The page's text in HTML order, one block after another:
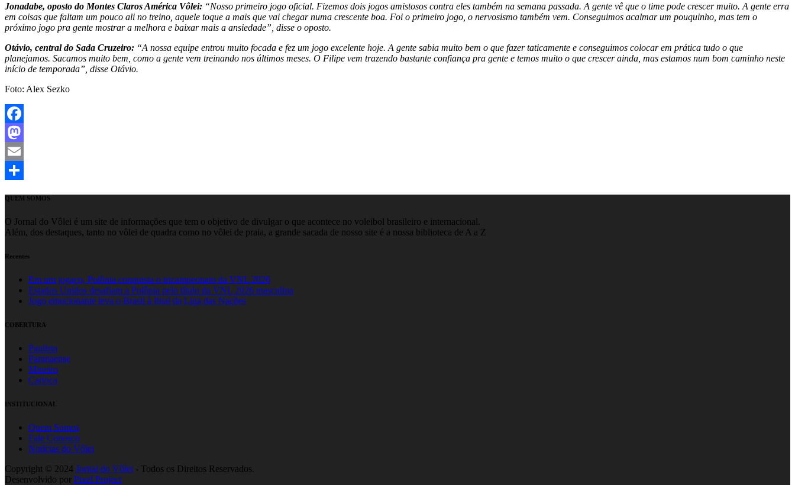
Jonadabe, oposto do Montes Claros América Vôlei: “Nosso primeiro jogo oficial. Fizemos dois jogos amistosos contra eles também na semana passada. A gente vê que o time pode crescer muito. A gente erra
em coisas que faltam um pouco ali no treino, aquele toque a mais que vai chegar numa crescente boa. Foi o primeiro jogo, o nervosismo também vem. Conseguimos acalmar um pouquinho, mas tem o
próximo jogo pra gente mostrar a melhora e baixar mais a ansiedade”, disse o oposto.
Otávio, central do Sada Cruzeiro: “A nossa equipe entrou muito focada e fez um jogo excelente hoje. A gente sabia muito bem o que fazer taticamente e conseguimos colocar em prática tudo o que
planejamos. Sacamos muito bem, como a gente vem treinando nos últimos meses. O Filipe vem trazendo bastante confiança pra gente e temos muito o que crescer ainda, mas estamos num bom caminho neste
início de temporada”, disse Otávio.
Foto: Alex Sezko
Facebook
Mastodon
Email
QUEM SOMOS
O Jornal do Vôlei é um site de informações que tem o objetivo de divulgar o que acontece no voleibol brasileiro e internacional.
Além, dos destaques, tanto no vôlei de quadra como no vôlei de praia, a grande sacada de nosso site é a nossa biblioteca de A a Z
Recentes
Em um jogaço, Polônia conquista o tricampeonato da VNL 2026
Estados Unidos desafiam a Polônia pelo título da VNL 2026 masculina
Jogo emocionante leva o Brasil à final da Liga das Nações
COBERTURA
Paulista
Paranaense
Mineiro
Carioca
INSTITUCIONAL
Quem Somos
Fale Conosco
Notícias do Vôlei
Copyright © 2024 Jornal do Vôlei - Todos os Direitos Reservados.
Desenvolvido por Pixel Project